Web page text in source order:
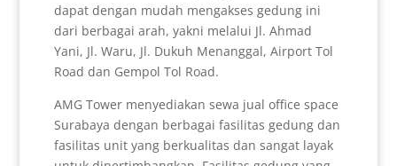
dapat dengan mudah mengakses gedung ini
dari berbagai arah, yakni melalui Jl. Ahmad
Yani, Jl. Waru, Jl. Dukuh Menanggal, Airport Tol
Road dan Gempol Tol Road.
AMG Tower menyediakan sewa jual office space
Surabaya dengan berbagai fasilitas gedung dan
fasilitas unit yang berkualitas dan sangat layak